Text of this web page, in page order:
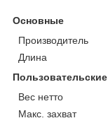
Основные
Производитель
Длина
Вес нетто
Макс. захват